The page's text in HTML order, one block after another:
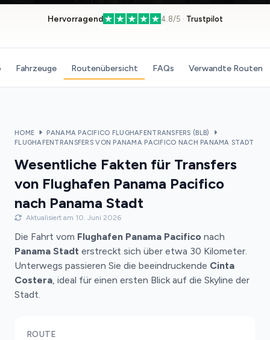
Hervorragend 4.8/5 · Trustpilot
Fahrzeuge Routenübersicht FAQs Verwandte Routen
HOME
PANAMA PACIFICO FLUGHAFENTRANSFERS (BLB)
FLUGHAFENTRANSFERS VON PANAMA PACIFICO NACH PANAMA STADT
Wesentliche Fakten für Transfers
von Flughafen Panama Pacifico
nach Panama Stadt
Aktualisiert am 10. Juni 2026
Die Fahrt vom Flughafen Panama Pacifico nach
Panama Stadt erstreckt sich über etwa 30 Kilometer.
Unterwegs passieren Sie die beeindruckende Cinta
Costera, ideal für einen ersten Blick auf die Skyline der
Stadt.
ROUTE